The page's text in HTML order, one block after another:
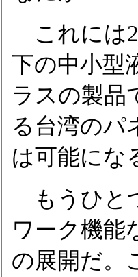
これには2
下の中小型
ラスの製品
る台湾のパ
は可能にな
もうひと
ワーク機能
の展開だ。